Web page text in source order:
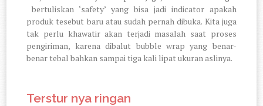
bertuliskan ‘safety’ yang bisa jadi indicator apakah
produk tesebut baru atau sudah pernah dibuka. Kita juga
tak perlu khawatir akan terjadi masalah saat proses
pengiriman, karena dibalut bubble wrap yang benar-
benar tebal bahkan sampai tiga kali lipat ukuran aslinya.
Terstur nya ringan